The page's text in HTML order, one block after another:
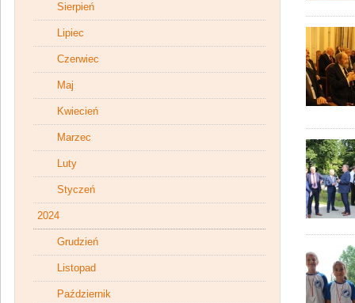
Sierpień
Lipiec
Czerwiec
Maj
Kwiecień
Marzec
Luty
Styczeń
2024
Grudzień
Listopad
Październik